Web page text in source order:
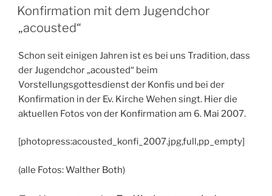
AM
Konfirmation mit dem Jugendchor
„acousted“
Schon seit einigen Jahren ist es bei uns Tradition, dass
der Jugendchor „acousted“ beim
Vorstellungsgottesdienst der Konfis und bei der
Konfirmation in der Ev. Kirche Wehen singt. Hier die
aktuellen Fotos von der Konfirmation am 6. Mai 2007.
[photopress:acousted_konfi_2007.jpg,full,pp_empty]
(alle Fotos: Walther Both)